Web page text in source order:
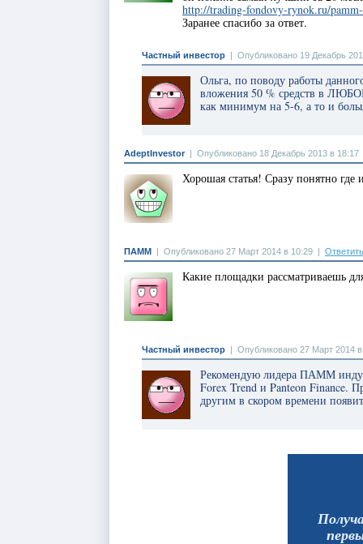
http://trading-fondovy-rynok.ru/
Заранее спасибо за ответ.
Частный инвестор | Опубликовано 19 Декабрь
Ольга, по поводу работы
вложения 50 % средств в
как минимум на 5-6, а то и
AdeptInvestor| Опубликовано 18 Декабрь 2013 в 18:17
Хорошая статья! Сразу понятно
ПАММ | Опубликовано 27 Март 2014 в 10:29 | Ответить
Какие площадки рассматриваешь
Частный инвестор | Опубликовано 27 Март 2014 в
Рекомендую лидера ПАММ
Forex Trend и Panteon Finance.
другим в скором времени